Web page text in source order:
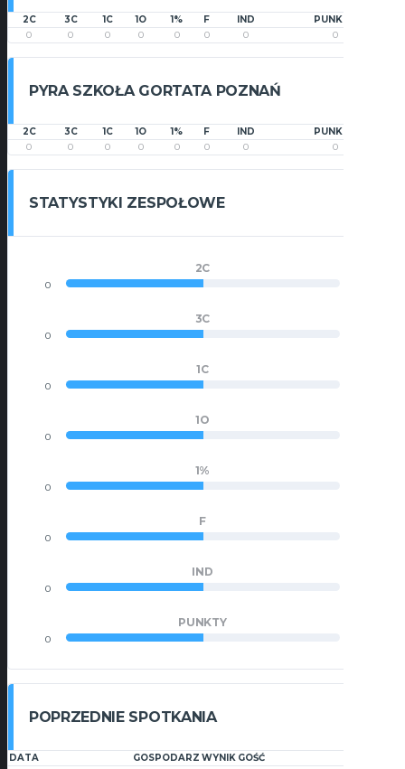
2C 3C 1C 1O 1% F IND
PUNKTY
0
0 0 0 0 0 0 0
PYRA SZKOŁA GORTATA POZNAŃ
2C 3C 1C 1O 1% F IND
PUNKTY
0
0 0 0 0 0 0 0
STATYSTYKI ZESPOŁOWE
2C
0
3C
0
1C
0
1O
0
1%
0
F
0
IND
0
PUNKTY
0
POPRZEDNIE SPOTKANIA
DATA GOSPODARZ WYNIK GOŚĆ